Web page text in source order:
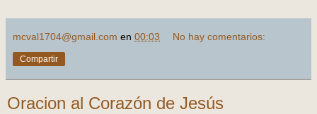
mcval1704@gmail.com en 00:03 No hay comentarios:
Compartir
Oracion al Corazón de Jesús